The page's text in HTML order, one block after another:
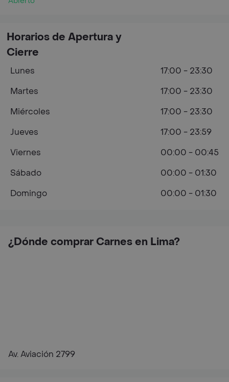
¿Dónde comprar Carnes en Lima?
Av. Aviación 2799
Horarios de Apertura y
Cierre
Lunes
17:00 - 23:30
Martes
17:00 - 23:30
Miércoles
17:00 - 23:30
Jueves
17:00 - 23:59
Viernes
00:00 - 00:45
Sábado
00:00 - 01:30
Domingo
00:00 - 01:30